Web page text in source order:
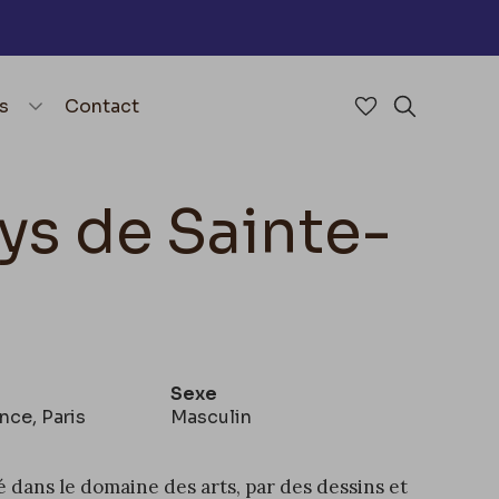
Contact Accéder à
de Sainte-
Paris
Sexe
Masculin
le domaine des arts, par des dessins et